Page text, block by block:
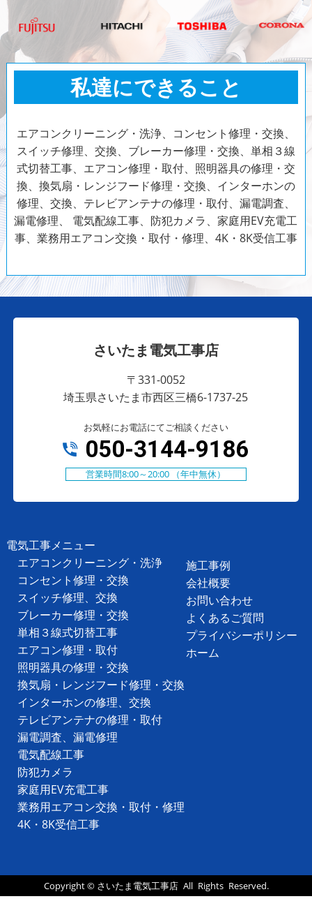
私達にできること
エアコンクリーニング・洗浄、コンセント修理・交換、
スイッチ修理、交換、ブレーカー修理・交換、単相３線
式切替工事、エアコン修理・取付、照明器具の修理・交
換、換気扇・レンジフード修理・交換、インターホンの
修理、交換、テレビアンテナの修理・取付、漏電調査、
漏電修理、 電気配線工事、防犯カメラ、家庭用EV充電工
事、業務用エアコン交換・取付・修理、4K・8K受信工事
さいたま電気工事店
〒331-0052
埼玉県さいたま市西区三橋6-1737-25
お気軽にお電話にてご相談ください
050-3144-9186
営業時間8:00～20:00 （年中無休）
電気工事メニュー
エアコンクリーニング・洗浄
コンセント修理・交換
スイッチ修理、交換
ブレーカー修理・交換
単相３線式切替工事
エアコン修理・取付
照明器具の修理・交換
換気扇・レンジフード修理・交換
インターホンの修理、交換
テレビアンテナの修理・取付
漏電調査、漏電修理
電気配線工事
防犯カメラ
家庭用EV充電工事
業務用エアコン交換・取付・修理
4K・8K受信工事
施工事例
会社概要
お問い合わせ
よくあるご質問
プライバシーポリシー
ホーム
Copyright © さいたま電気工事店All Rights Reserved.